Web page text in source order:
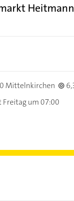
Mittelnkirchen
Freitag um 07:00